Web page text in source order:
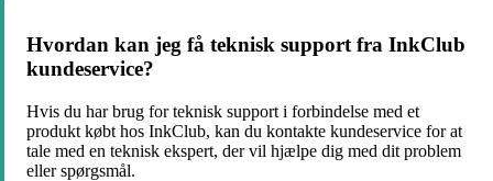
Hvordan kan jeg få teknisk support fra InkClub
kundeservice?
Hvis du har brug for teknisk support i forbindelse med et
produkt købt hos InkClub, kan du kontakte kundeservice for at
tale med en teknisk ekspert, der vil hjælpe dig med dit problem
eller spørgsmål.